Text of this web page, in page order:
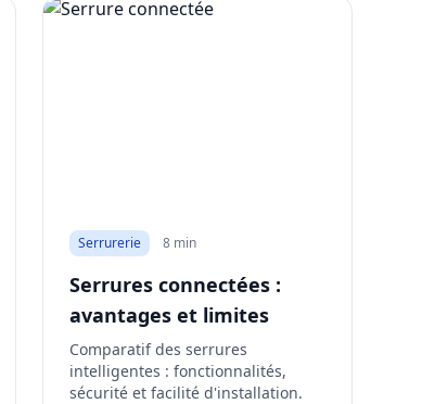
Serrurerie 8 min
Serrures connectées :
avantages et limites
Comparatif des serrures
intelligentes : fonctionnalités,
sécurité et facilité d'installation.